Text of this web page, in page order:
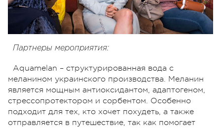
Партнеры мероприятия:
Aquamelan – структурированная вода с
меланином украинского производства. Меланин
является мощным антиоксидантом, адаптогеном,
стрессопротектором и сорбентом. Особенно
подходит для тех, кто хочет похудеть, а также
отправляется в путешествие, так как помогает